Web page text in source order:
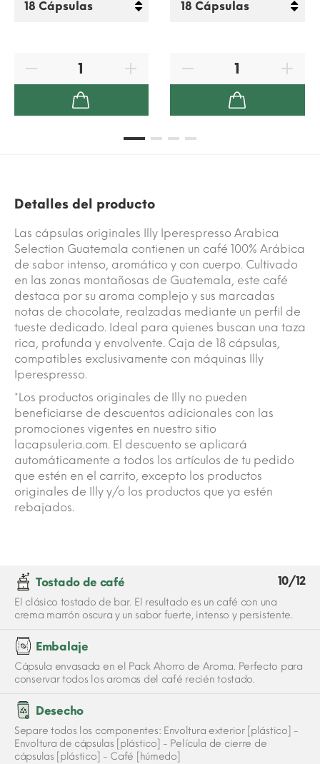
Detalles del producto
Las cápsulas originales Illy Iperespresso Arabica
Selection Guatemala contienen un café 100% Arábica
de sabor intenso, aromático y con cuerpo. Cultivado
en las zonas montañosas de Guatemala, este café
destaca por su aroma complejo y sus marcadas
notas de chocolate, realzadas mediante un perfil de
tueste dedicado. Ideal para quienes buscan una taza
rica, profunda y envolvente. Caja de 18 cápsulas,
compatibles exclusivamente con máquinas Illy
Iperespresso.
*Los productos originales de Illy no pueden
beneficiarse de descuentos adicionales con las
promociones vigentes en nuestro sitio
lacapsuleria.com. El descuento se aplicará
automáticamente a todos los artículos de tu pedido
que estén en el carrito, excepto los productos
originales de Illy y/o los productos que ya estén
rebajados.
Tostado de café 10/12
El clásico tostado de bar. El resultado es un café con una
crema marrón oscura y un sabor fuerte, intenso y persistente.
Embalaje
Cápsula envasada en el Pack Ahorro de Aroma. Perfecto para
conservar todos los aromas del café recién tostado.
Desecho
Separe todos los componentes: Envoltura exterior [plástico] -
Envoltura de cápsulas [plástico] - Película de cierre de
cápsulas [plástico] - Café [húmedo]